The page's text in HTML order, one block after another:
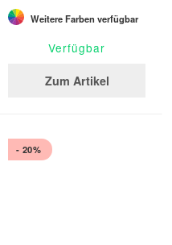
Weitere Farben verfügbar
Verfügbar
Zum Artikel
- 20%